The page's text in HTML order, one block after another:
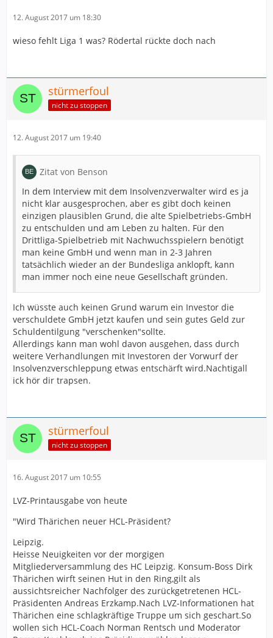
12. August 2017 um 18:30
wieso fehlt Liga 1 was? Rödertal rückte doch nach
stürmerfoul
nicht zu stoppen
12. August 2017 um 19:40
Zitat von Benson
In dem Interview mit dem Insolvenzverwalter wird es ja
nicht klar ausgesprochen, aber es gibt doch keinen
einzigen plausiblen Grund, die alte Spielbetriebs-GmbH
zu entschulden und am Leben zu halten. Für den
Drittliga-Spielbetrieb mit Nachwuchsspielern benötigt
man keine GmbH und wenn man in 2-3 Jahren
tatsächlich wieder an der Bundesliga anklopft, kann
man immer noch eine neue Gesellschaft gründen.
Ich wüsste auch keinen Grund warum ein Investor die
verschuldete GmbH jetzt kaufen und sein gutes Geld zur
Schuldentilgung "verschenken"sollte.
Allerdings kann man wohl davon ausgehen, dass durch
weitere Verhandlungen mit Investoren der Vorwurf der
Insolvenzverschleppung etwas entschärft wird.Nachtigall
ick hör dir trapsen.
stürmerfoul
nicht zu stoppen
16. August 2017 um 10:55
LVZ-Printausgabe von heute
"Wird Thärichen neuer HCL-Präsident?
Leipzig.
Heisse Neuigkeiten vor der morgigen
Mitgliederversammlung des HC Leipzig. Konsum-Boss Dirk
Thärichen wirft seinen Hut in den Ring,gilt als
aussichtsreicher Nachfolger des zurückgetretenen HCL-
Präsidenten Andreas Erzkamp.Nach LVZ-Informationen hat
Thärichen eine schlagkräftige Truppe um sich geschart.So
wollen sich HCL-Coach Norman Rentsch und Moderator